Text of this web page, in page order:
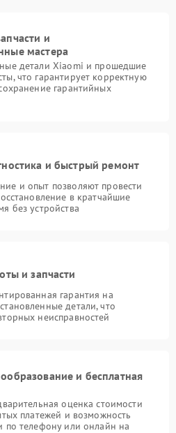
и
мастера
детали Xiaomi и прошедшие
что гарантирует корректную
гарантийных
и быстрый ремонт
и опыт позволяют провести
в кратчайшие
без устройства
и запчасти
гарантия на
детали, что
неисправностей
и бесплатная
оценка стоимости
платежей и возможность
по телефону или онлайн на